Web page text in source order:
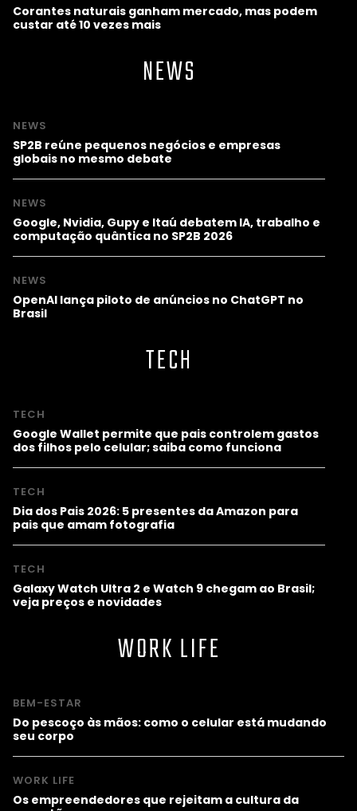
Corantes naturais ganham mercado, mas podem
custar até 10 vezes mais
NEWS
NEWS
SP2B reúne pequenos negócios e empresas
globais no mesmo debate
NEWS
Google, Nvidia, Gupy e Itaú debatem IA, trabalho e
computação quântica no SP2B 2026
NEWS
OpenAI lança piloto de anúncios no ChatGPT no
Brasil
TECH
TECH
Google Wallet permite que pais controlem gastos
dos filhos pelo celular; saiba como funciona
TECH
Dia dos Pais 2026: 5 presentes da Amazon para
pais que amam fotografia
TECH
Galaxy Watch Ultra 2 e Watch 9 chegam ao Brasil;
veja preços e novidades
WORK LIFE
BEM-ESTAR
Do pescoço às mãos: como o celular está mudando
seu corpo
WORK LIFE
Os empreendedores que rejeitam a cultura da